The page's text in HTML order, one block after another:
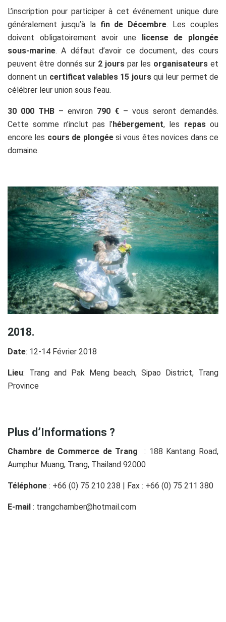
L’inscription pour participer à cet événement unique dure
généralement jusqu’à la fin de Décembre. Les couples
doivent obligatoirement avoir une license de plongée
sous-marine. A défaut d’avoir ce document, des cours
peuvent être donnés sur 2 jourspar les organisateurs et
donnent un certificat valables 15 joursqui leur permet de
célébrer leur union sous l’eau.
30 000 THB – environ 790 € – vous seront demandés.
Cette somme n’inclut pas l’hébergement, les repasou
encore les cours de plongéesi vous êtes novices dans ce
domaine.
2018.
Date: 12-14 Février 2018
Lieu: Trang and Pak Meng beach, Sipao District, Trang
Province
Plus d’Informations ?
Chambre de Commerce de Trang: 188 Kantang Road,
Aumphur Muang, Trang, Thailand 92000
Téléphone : +66 (0) 75 210 238 | Fax : +66 (0) 75 211 380
E-mail : trangchamber@hotmail.com